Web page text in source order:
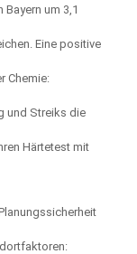
um 3,1
Eine positive
Chemie:
und Streiks die
Härtetest mit